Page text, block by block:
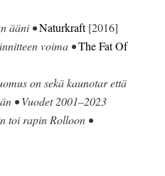
ääni •Naturkraft[2016]
voima •The Fat Of
on sekä kaunotar että
• Vuodet 2001–2023
toi rapin Rolloon •